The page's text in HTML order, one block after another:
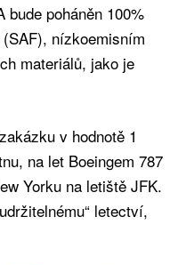
bude poháněn 100%
nízkoemisním
materiálů, jako je
v hodnotě 1
na let Boeingem 787
Yorku na letiště JFK.
letectví,